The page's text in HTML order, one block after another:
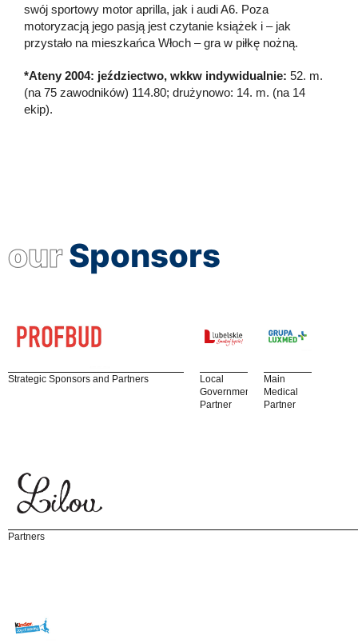
swój sportowy motor aprilla, jak i audi A6. Poza
motoryzacją jego pasją jest czytanie książek i – jak
przystało na mieszkańca Włoch – gra w piłkę nożną.
*Ateny 2004: jeździectwo, wkkw indywidualnie: 52. m.
(na 75 zawodników) 114.80; drużynowo: 14. m. (na 14
ekip).
ourSponsors
Strategic Sponsors and Partners
Local
Government
Partner
Main
Medical
Partner
Partners